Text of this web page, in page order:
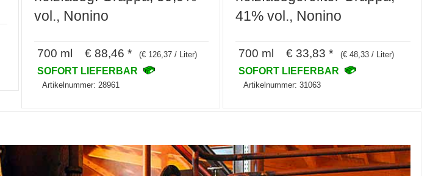
vol., Nonino
700 ml € 88,46 * (€ 126,37 / Liter)
SOFORT LIEFERBAR
Artikelnummer: 28961
41% vol., Nonino
700 ml € 33,83 * (€ 48,33 / Liter)
SOFORT LIEFERBAR
Artikelnummer: 31063